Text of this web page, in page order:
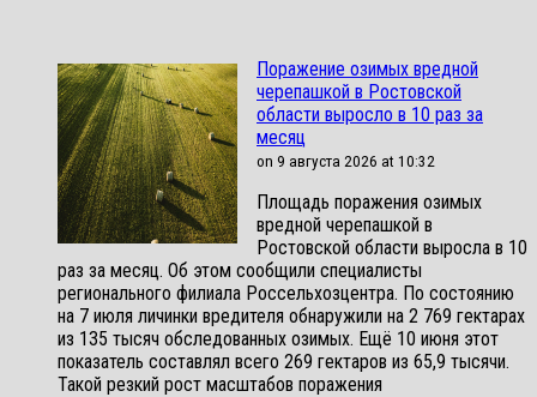
Поражение озимых вредной
черепашкой в Ростовской
области выросло в 10 раз за
месяц
on 9 августа 2026 at 10:32
Площадь поражения озимых
вредной черепашкой в
Ростовской области выросла в 10
раз за месяц. Об этом сообщили специалисты
регионального филиала Россельхозцентра. По состоянию
на 7 июля личинки вредителя обнаружили на 2 769 гектарах
из 135 тысяч обследованных озимых. Ещё 10 июня этот
показатель составлял всего 269 гектаров из 65,9 тысячи.
Такой резкий рост масштабов поражения